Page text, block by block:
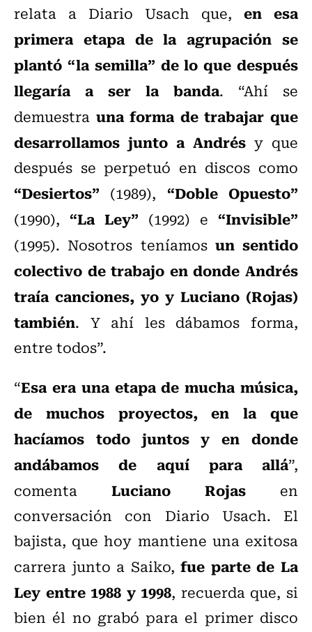
relata a Diario Usach que, en esa
primera etapa de la agrupación se
plantó “la semilla” de lo que después
llegaría a ser la banda. “Ahí se
demuestra una forma de trabajar que
desarrollamos junto a Andrés y que
después se perpetuó en discos como
“Desiertos” (1989), “Doble Opuesto”
(1990), “La Ley” (1992) e “Invisible”
(1995). Nosotros teníamos un sentido
colectivo de trabajo en donde Andrés
traía canciones, yo y Luciano (Rojas)
también. Y ahí les dábamos forma,
entre todos”.
“Esa era una etapa de mucha música,
de muchos proyectos, en la que
hacíamos todo juntos y en donde
andábamos de aquí para allá”,
comenta Luciano Rojas en
conversación con Diario Usach. El
bajista, que hoy mantiene una exitosa
carrera junto a Saiko,fue parte de La
Ley entre 1988 y 1998, recuerda que, si
bien él no grabó para el primer disco